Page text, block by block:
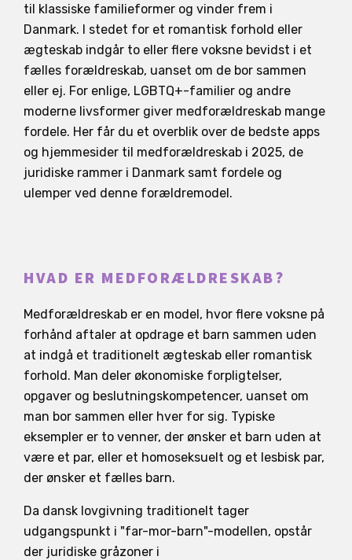
til klassiske familieformer og vinder frem i
Danmark. I stedet for et romantisk forhold eller
ægteskab indgår to eller flere voksne bevidst i et
fælles forældreskab, uanset om de bor sammen
eller ej. For enlige, LGBTQ+-familier og andre
moderne livsformer giver medforældreskab mange
fordele. Her får du et overblik over de bedste apps
og hjemmesider til medforældreskab i 2025, de
juridiske rammer i Danmark samt fordele og
ulemper ved denne forældremodel.
HVAD ER MEDFORÆLDRESKAB?
Medforældreskab er en model, hvor flere voksne på
forhånd aftaler at opdrage et barn sammen uden
at indgå et traditionelt ægteskab eller romantisk
forhold. Man deler økonomiske forpligtelser,
opgaver og beslutningskompetencer, uanset om
man bor sammen eller hver for sig. Typiske
eksempler er to venner, der ønsker et barn uden at
være et par, eller et homoseksuelt og et lesbisk par,
der ønsker et fælles barn.
Da dansk lovgivning traditionelt tager
udgangspunkt i "far-mor-barn"-modellen, opstår
der juridiske gråzoner i